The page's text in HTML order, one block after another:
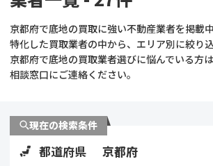
更新日 :2026年07月31日
業者を探す
空き家
不動産コラム
京都府で底地の買取に強い不動産業者を掲載
特化した買取業者の中から、エリア別に絞り
京都府で底地の買取業者選びに悩んでいる方
相談窓口にご連絡ください。
現在の検索条件
都道府県 京都府